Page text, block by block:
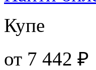
Купе
от 7 442 ₽